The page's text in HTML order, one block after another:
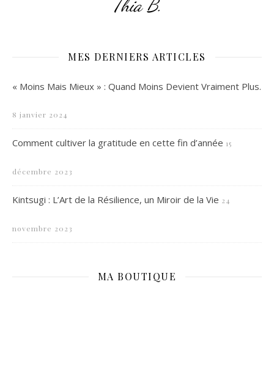
Thia B.
MES DERNIERS ARTICLES
« Moins Mais Mieux » : Quand Moins Devient Vraiment Plus.
8 janvier 2024
Comment cultiver la gratitude en cette fin d’année 15
décembre 2023
Kintsugi : L’Art de la Résilience, un Miroir de la Vie 24
novembre 2023
MA BOUTIQUE